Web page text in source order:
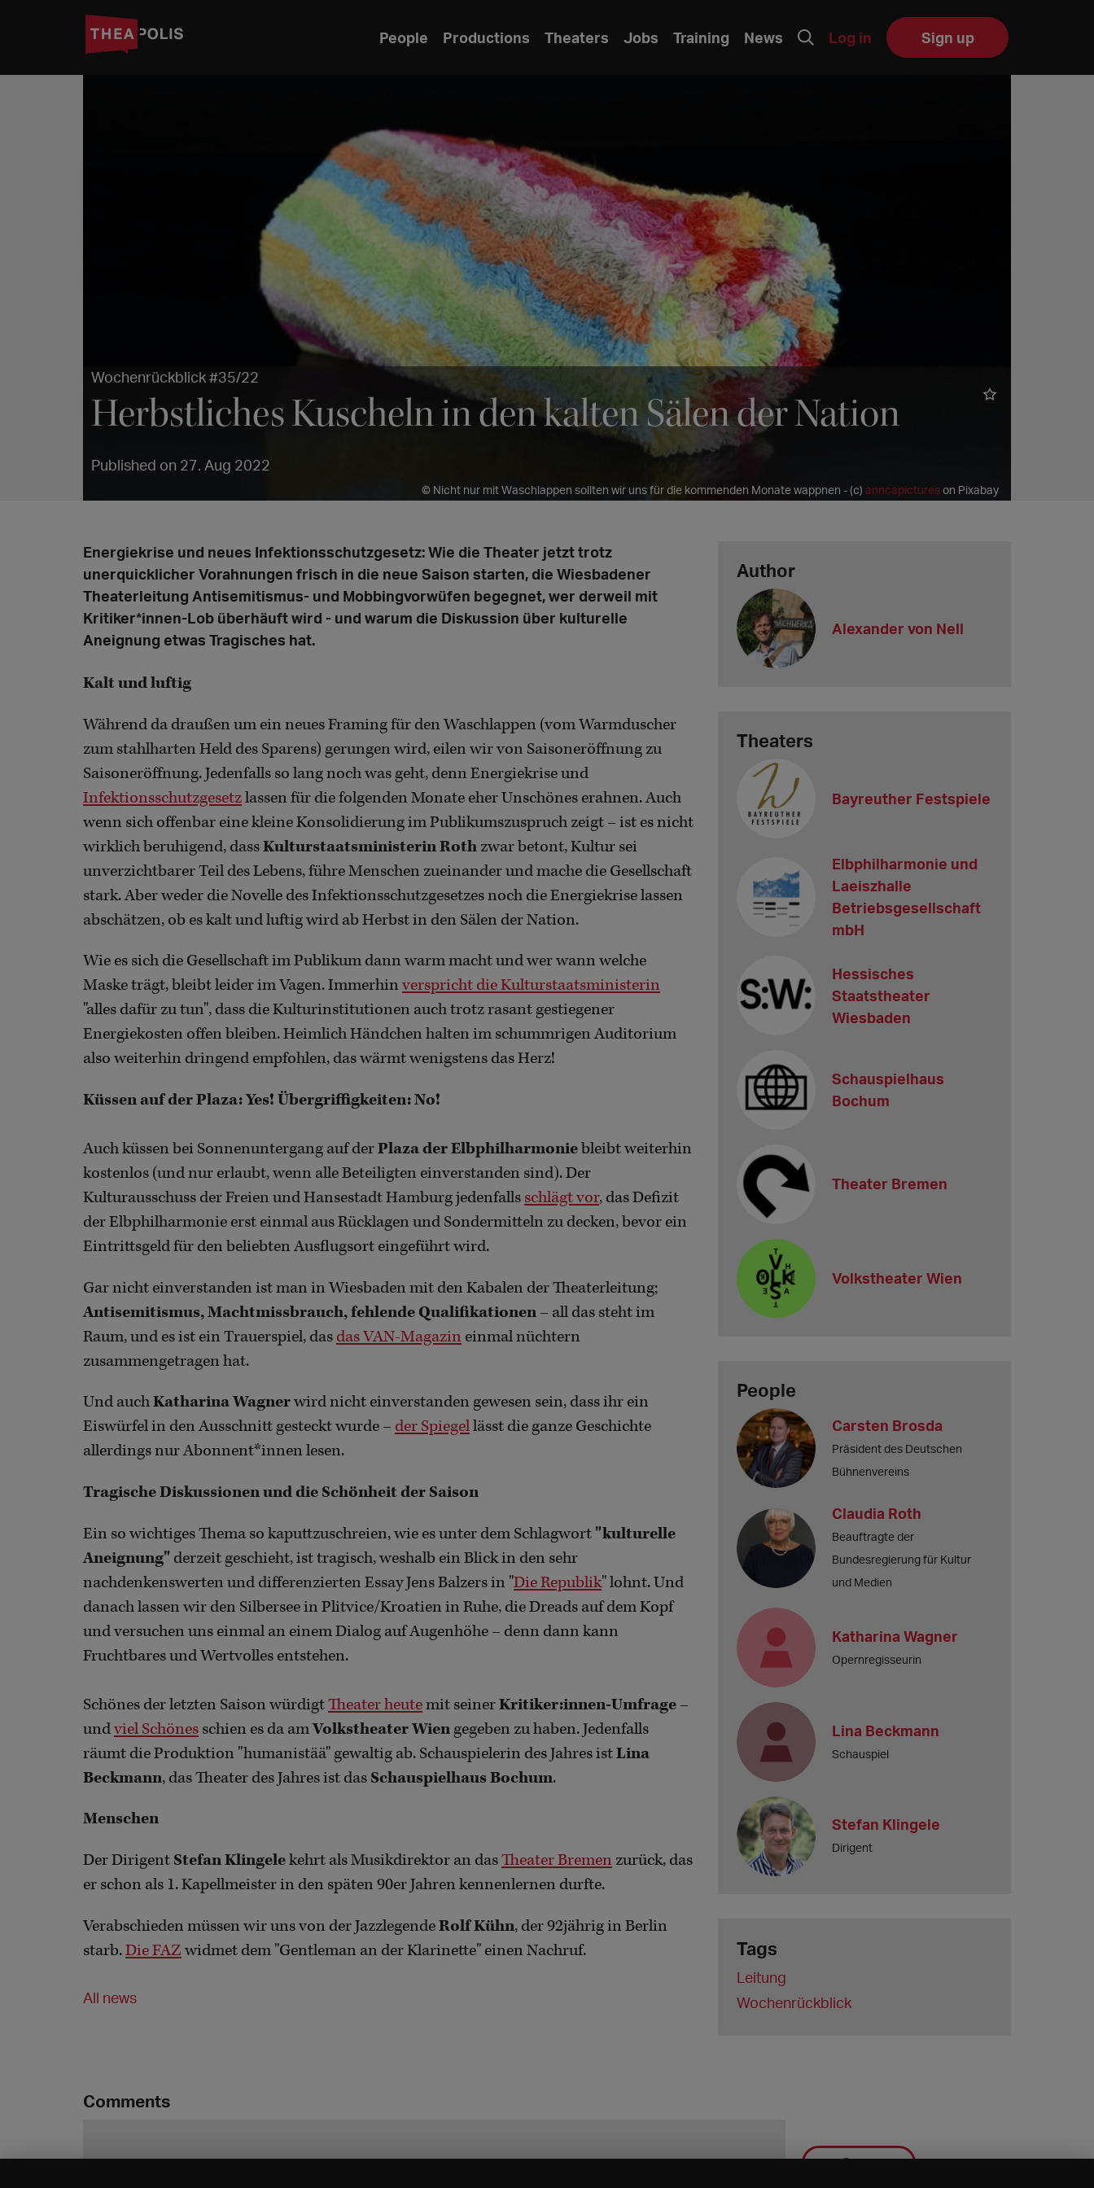
People Productions Theaters Jobs Training News Log in Sign up
Wochenrückblick #35/22
Herbstliches Kuscheln in den kalten Sälen der Nation
Published on 27. Aug 2022
© Nicht nur mit Waschlappen sollten wir uns für die kommenden Monate wappnen - (c) anncapictureson Pixabay
Energiekrise und neues Infektionsschutzgesetz: Wie die Theater jetzt trotz
unerquicklicher Vorahnungen frisch in die neue Saison starten, die Wiesbadener
Theaterleitung Antisemitismus- und Mobbingvorwüfen begegnet, wer derweil mit
Kritiker*innen-Lob überhäuft wird - und warum die Diskussion über kulturelle
Aneignung etwas Tragisches hat.
Kalt und luftig
Während da draußen um ein neues Framing für den Waschlappen (vom Warmduscher
zum stahlharten Held des Sparens) gerungen wird, eilen wir von Saisoneröffnung zu
Saisoneröffnung. Jedenfalls so lang noch was geht, denn Energiekrise und
Infektionsschutzgesetzlassen für die folgenden Monate eher Unschönes erahnen. Auch
wenn sich offenbar eine kleine Konsolidierung im Publikumszuspruch zeigt – ist es nicht
wirklich beruhigend, dassKulturstaatsministerin Roth zwar betont, Kultur sei
unverzichtbarer Teil des Lebens, führe Menschen zueinander und mache die Gesellschaft
stark. Aber weder die Novelle des Infektionsschutzgesetzes noch die Energiekrise lassen
abschätzen, ob es kalt und luftig wird ab Herbst in den Sälen der Nation.
Wie es sich die Gesellschaft im Publikum dann warm macht und wer wann welche
Maske trägt, bleibt leider im Vagen. Immerhin verspricht die Kulturstaatsministerin
"alles dafür zu tun", dass die Kulturinstitutionen auch trotz rasant gestiegener
Energiekosten offen bleiben. Heimlich Händchen halten im schummrigen Auditorium
also weiterhin dringend empfohlen, das wärmt wenigstens das Herz!
Küssen auf der Plaza: Yes! Übergriffigkeiten: No!
Auch küssen bei Sonnenuntergang auf derPlaza der Elbphilharmoniebleibt weiterhin
kostenlos (und nur erlaubt, wenn alle Beteiligten einverstanden sind). Der
Kulturausschuss der Freien und Hansestadt Hamburg jedenfalls schlägt vor, das Defizit
der Elbphilharmonie erst einmal aus Rücklagen und Sondermitteln zu decken, bevor ein
Eintrittsgeld für den beliebten Ausflugsort eingeführt wird.
Gar nicht einverstanden ist man in Wiesbaden mit den Kabalen der Theaterleitung;
Antisemitismus, Machtmissbrauch, fehlende Qualifikationen – all das steht im
Raum, und es ist ein Trauerspiel, das das VAN-Magazin einmal nüchtern
zusammengetragen hat.
Und auchKatharina Wagnerwird nicht einverstanden gewesen sein, dass ihr ein
Eiswürfel in den Ausschnitt gesteckt wurde – der Spiegellässt die ganze Geschichte
allerdings nur Abonnent*innen lesen.
Tragische Diskussionen und die Schönheit der Saison
Ein so wichtiges Thema so kaputtzuschreien, wie es unter dem Schlagwort "kulturelle
Aneignung" derzeit geschieht, ist tragisch, weshalb ein Blick in den sehr
nachdenkenswerten und differenzierten Essay Jens Balzers in "Die Republik" lohnt. Und
danach lassen wir den Silbersee in Plitvice/Kroatien in Ruhe, die Dreads auf dem Kopf
und versuchen uns einmal an einem Dialog auf Augenhöhe – denn dann kann
Fruchtbares und Wertvolles entstehen.
Schönes der letzten Saison würdigtTheater heutemit seinerKritiker:innen-Umfrage –
undviel Schönes schien es da amVolkstheater Wien gegeben zu haben. Jedenfalls
räumt die Produktion "humanistää" gewaltig ab. Schauspielerin des Jahres istLina
Beckmann, das Theater des Jahres ist das Schauspielhaus Bochum.
Menschen
Der Dirigent Stefan Klingelekehrt als Musikdirektor an dasTheater Bremen zurück, das
er schon als 1. Kapellmeister in den späten 90er Jahren kennenlernen durfte.
Verabschieden müssen wir uns von der JazzlegendeRolf Kühn, der 92jährig in Berlin
starb.Die FAZ widmet dem "Gentleman an der Klarinette" einen Nachruf.
All news
Author
Alexander von Nell
Theaters
Bayreuther Festspiele
Elbphilharmonie und
Laeiszhalle
Betriebsgesellschaft
mbH
Hessisches
Staatstheater
Wiesbaden
Schauspielhaus
Bochum
Theater Bremen
Volkstheater Wien
People
Carsten Brosda
Präsident des Deutschen
Bühnenvereins
Claudia Roth
Beauftragte der
Bundesregierung für Kultur
und Medien
Katharina Wagner
Opernregisseurin
Lina Beckmann
Schauspiel
Stefan Klingele
Dirigent
Tags
Leitung
Wochenrückblick
Comments
Save